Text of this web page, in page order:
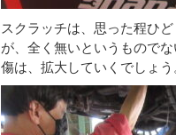
スクラッチは、思った程ひど
が、全く無いというものでな
傷は、拡大していくでしょう